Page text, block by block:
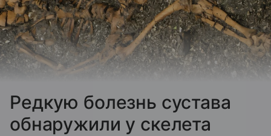
Редкую болезнь сустава
обнаружили у скелета